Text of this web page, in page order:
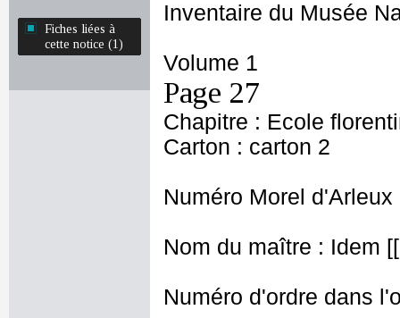
Fiches liées à
cette notice (1)
Inventaire du Musée
Volume 1
Page 27
Chapitre : Ecole
Carton : carton 2
Numéro Morel d'Arleux
Nom du maître : Idem
Numéro d'ordre dans